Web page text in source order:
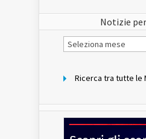
Notizie
Notizie
per
Ricerca tra tutte le